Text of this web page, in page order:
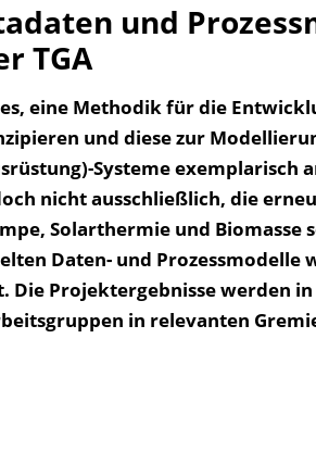
und
TGA
eine Methodik für die
und diese zur
Systeme exemplarisch
nicht ausschließlich, die
Solarthermie und Biomasse
Daten- und Prozessmodelle
Projektergebnisse werden in
in relevanten